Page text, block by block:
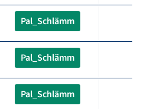
Pal_Schlämm
Pal_Schlämm
Pal_Schlämm